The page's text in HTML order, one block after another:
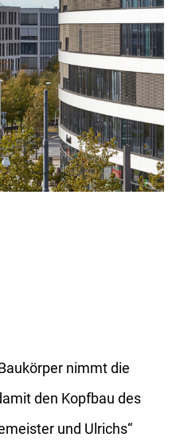
nimmt die
den Kopfbau des
und Ulrichs“